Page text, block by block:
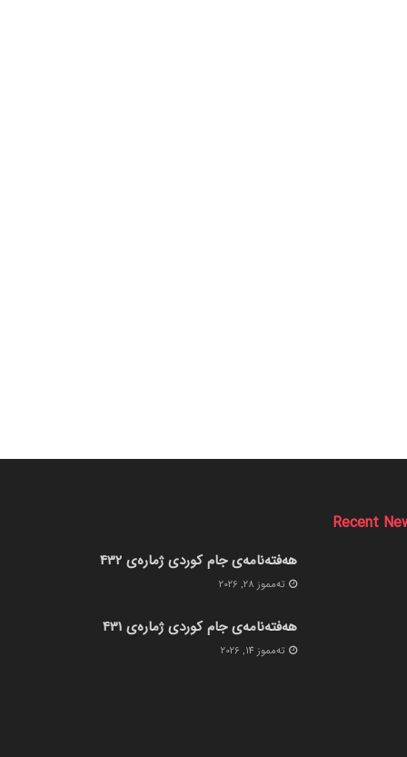
Recent
هەفتەنامەی جام کوردی ژمارەی 432
ته‌مموز 28, 2026
هەفتەنامەی جام کوردی ژمارەی 431
ته‌مموز 14, 2026